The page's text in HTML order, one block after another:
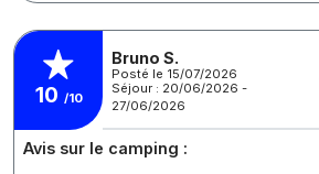
10 /10
Bruno S.
Posté le 15/07/2026
Séjour : 20/06/2026 -
27/06/2026
Avis sur le camping :